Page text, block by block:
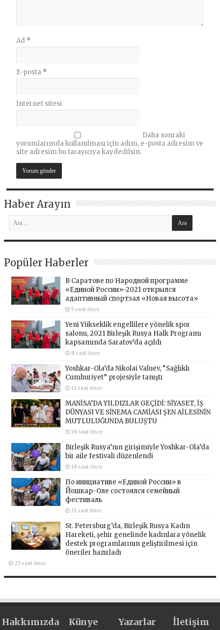
Ad *
E-posta *
İnternet sitesi
Daha sonraki
yorumlarımda kullanılması için adım, e-posta adresim ve
site adresim bu tarayıcıya kaydedilsin.
Haber Arayın
Popüler Haberler
В Саратове по Народной программе
«Единой России»-2021 открылся
адаптивный спортзал «Новая высота»
5 saat önce
Yeni Yükseklik engellilere yönelik spor
salonu, 2021 Birleşik Rusya Halk Programı
kapsamında Saratov’da açıldı
8 saat önce
Yoshkar-Ola’da Nikolai Valuev, “Sağlıklı
Cumhuriyet” projesiyle tanıştı
12 saat önce
MANİSA’DA YILDIZLAR GEÇİDİ: SİYASET, İŞ
DÜNYASI VE SİNEMA CAMİASI ŞEN AİLESİNİN
MUTLULUĞUNDA BULUŞTU
18 saat önce
Birleşik Rusya’nın girişimiyle Yoshkar-Ola’da
bir aile festivali düzenlendi
18 saat önce
По инициативе «Единой России» в
Йошкар-Оле состоялся семейный
фестиваль
21 saat önce
St. Petersburg’da, Birleşik Rusya Kadın
Hareketi, şehir genelinde kadınlara yönelik
destek programlarının geliştirilmesi için
öneriler hazırladı
23 saat önce
Hakkımızda Künye Yazarlar İletişim